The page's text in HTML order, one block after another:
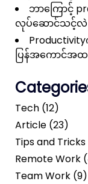
ဘာကြောင့်
လုပ်ဆောင်သင့်လဲ
ပြန်အကောင်အ
Tech (12)
Article (23)
Tips and Tricks
Remote Work
Team Work (9)